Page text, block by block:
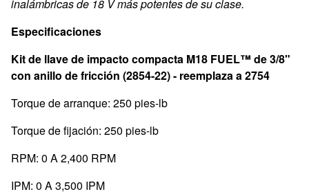
inalámbricas de 18 V más potentes de su clase.
Especificaciones
Kit de llave de impacto compacta M18 FUEL™ de 3/8"
con anillo de fricción (2854-22) - reemplaza a 2754
Torque de arranque: 250 pies-lb
Torque de fijación: 250 pies-lb
RPM: 0 A 2,400 RPM
IPM: 0 A 3,500 IPM